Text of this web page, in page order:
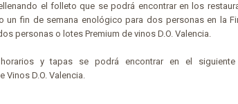
el folleto que se podrá encontrar en los
fin de semana enológico para dos personas en la
personas o lotes Premium de vinos D.O. Valencia.
y tapas se podrá encontrar en el siguiente
Vinos D.O. Valencia.